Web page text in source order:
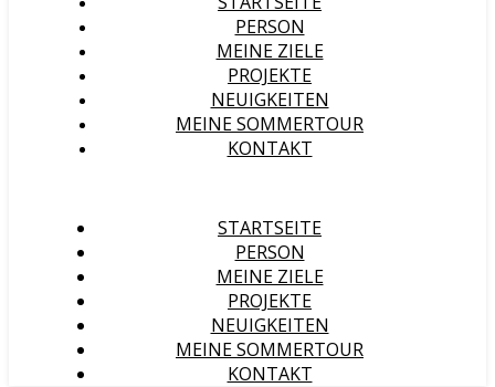
PERSON
MEINE ZIELE
PROJEKTE
NEUIGKEITEN
MEINE SOMMERTOUR
KONTAKT
STARTSEITE
PERSON
MEINE ZIELE
PROJEKTE
NEUIGKEITEN
MEINE SOMMERTOUR
KONTAKT